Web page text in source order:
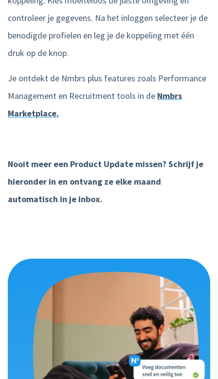
controleer je gegevens. Na het inloggen selecteer je de
benodigde profielen en leg je de koppeling met één
druk op de knop.
Je ontdekt de Nmbrs plus features zoals Performance
Management en Recruitment tools in de Nmbrs
Marketplace.
Nooit meer een Product Update missen? Schrijf je
hieronder in en ontvang ze elke maand
automatisch in je inbox.